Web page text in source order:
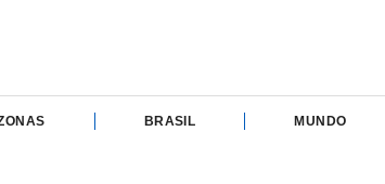
BRASIL MUNDO